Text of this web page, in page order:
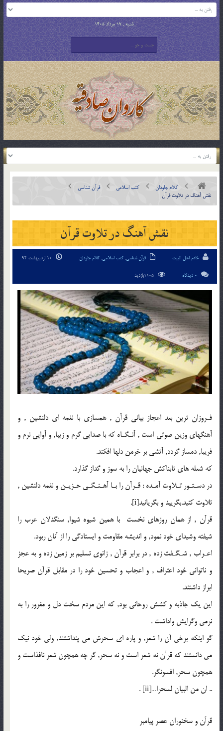
شنبه , 17 مرداد 1405
کلام جاودان کتب اسلامی
قرآن شناسی
نقش آهنگ در تلاوت قرآن
نقش آهنگ در تلاوت قرآن
خادم اهل البیت قرآن شناسی,کتب اسلامی,کلام جاودان
0 دیدگاه
فـروزان ترين بعد اعجاز بيانى قرآن , همسازى با نغمه اى دلنشين , و
آهنگهاى وزين صوتى است , آنـگـاه كه با صدايى گرم و زيبا, و آوايى نرم و
فريبا, دمساز گردد, آتشى بر خرمن دلها افكند.
كه شعله هاى تابناكش جهانيان را به سوز و گداز گذارد.
در دسـتـور تـلاوت آمـده : قـرآن را بـا آهـنـگـى حـزيـن و نغمه دلنشين ,
تلاوت كنيد.بگرييد و بگريانيد[i].
قرآن , از همان روزهاى نخست با همين شيوه شيوا, سنگدلان عرب را
شيفته وشيداى خود نمود, و انديشه مقاومت و ايستادگى را از آنان ربود.
اعـراب , شـگـفت زده , در برابر قرآن , زانوى تسليم بر زمين زده و به عجز
و ناتوانى خود اعتراف , و اعجاب و تحسين خود را در مقابل قرآن صريحا
ابراز داشتند.
اين يك جاذبه و كشش روحانى بود, كه اين مردم سخت دل و مغرور را به
نرمى وگرايش واداشت .
گو اينكه برخى آن را شعر, و پاره اى سحرش مى پنداشتند, ولى خود نيك
مى دانستند كه قرآن نه شعر است و نه سحر, گر چه همچون شعر نافذاست و
همچون سحر, افسونگر.
.. ان من البيان لسحرا…[ii] .
قرآن و سخنوران عصر پيامبر